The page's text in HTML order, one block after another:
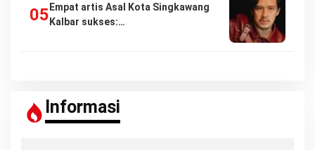
Empat artis Asal Kota Singkawang
Kalbar sukses:…
Informasi